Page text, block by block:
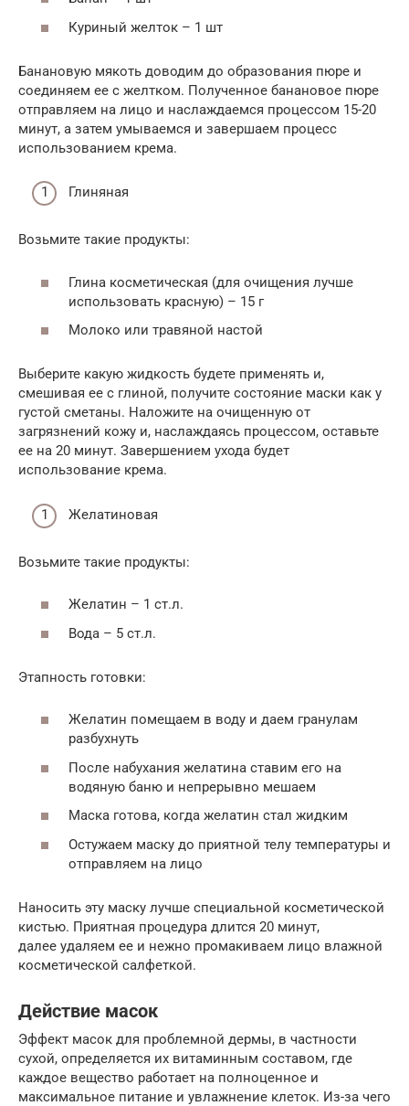
Куриный желток – 1 шт
Банановую мякоть доводим до образования пюре и
соединяем ее с желтком. Полученное банановое пюре
отправляем на лицо и наслаждаемся процессом 15-20
минут, а затем умываемся и завершаем процесс
использованием крема.
Глиняная
Возьмите такие продукты:
Глина косметическая (для очищения лучше
использовать красную) – 15 г
Молоко или травяной настой
Выберите какую жидкость будете применять и,
смешивая ее с глиной, получите состояние маски как у
густой сметаны. Наложите на очищенную от
загрязнений кожу и, наслаждаясь процессом, оставьте
ее на 20 минут. Завершением ухода будет
использование крема.
Желатиновая
Возьмите такие продукты:
Желатин – 1 ст.л.
Вода – 5 ст.л.
Этапность готовки:
Желатин помещаем в воду и даем гранулам
разбухнуть
После набухания желатина ставим его на
водяную баню и непрерывно мешаем
Маска готова, когда желатин стал жидким
Остужаем маску до приятной телу температуры и
отправляем на лицо
Наносить эту маску лучше специальной косметической
кистью. Приятная процедура длится 20 минут,
далее удаляем ее и нежно промакиваем лицо влажной
косметической салфеткой.
Действие масок
Эффект масок для проблемной дермы, в частности
сухой, определяется их витаминным составом, где
каждое вещество работает на полноценное и
максимальное питание и увлажнение клеток. Из-за чего